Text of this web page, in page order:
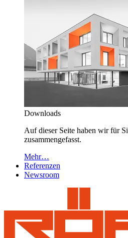
Downloads
Auf dieser Seite haben wir für
zusammengefasst.
Mehr…
Referenzen
Newsroom